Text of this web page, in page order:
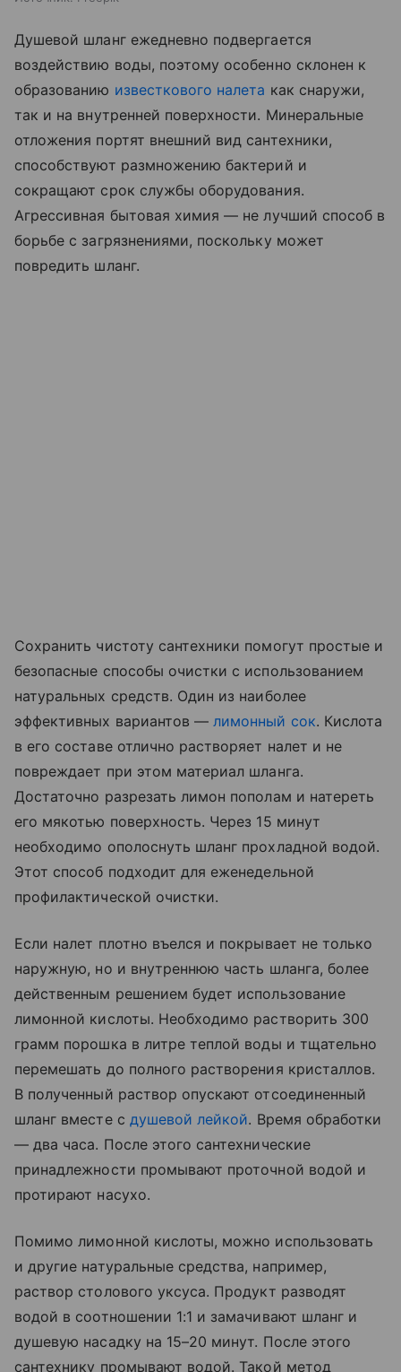
Душевой шланг ежедневно подвергается
воздействию воды, поэтому особенно склонен к
образованию известкового налета как снаружи,
так и на внутренней поверхности. Минеральные
отложения портят внешний вид сантехники,
способствуют размножению бактерий и
сокращают срок службы оборудования.
Агрессивная бытовая химия — не лучший способ в
борьбе с загрязнениями, поскольку может
повредить шланг.
Сохранить чистоту сантехники помогут простые и
безопасные способы очистки с использованием
натуральных средств. Один из наиболее
эффективных вариантов — лимонный сок. Кислота
в его составе отлично растворяет налет и не
повреждает при этом материал шланга.
Достаточно разрезать лимон пополам и натереть
его мякотью поверхность. Через 15 минут
необходимо ополоснуть шланг прохладной водой.
Этот способ подходит для еженедельной
профилактической очистки.
Если налет плотно въелся и покрывает не только
наружную, но и внутреннюю часть шланга, более
действенным решением будет использование
лимонной кислоты. Необходимо растворить 300
грамм порошка в литре теплой воды и тщательно
перемешать до полного растворения кристаллов.
В полученный раствор опускают отсоединенный
шланг вместе с душевой лейкой. Время обработки
— два часа. После этого сантехнические
принадлежности промывают проточной водой и
протирают насухо.
Помимо лимонной кислоты, можно использовать
и другие натуральные средства, например,
раствор столового уксуса. Продукт разводят
водой в соотношении 1:1 и замачивают шланг и
душевую насадку на 15–20 минут. После этого
сантехнику промывают водой. Такой метод